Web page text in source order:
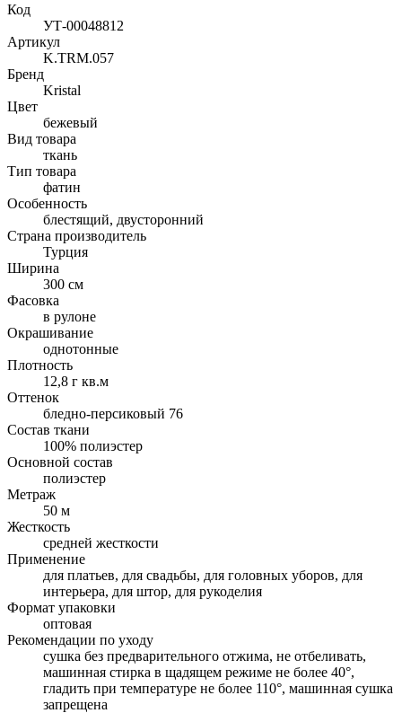
Код
УТ-00048812
Артикул
K.TRM.057
Бренд
Kristal
Цвет
бежевый
Вид товара
ткань
Тип товара
фатин
Особенность
блестящий, двусторонний
Страна производитель
Турция
Ширина
300 см
Фасовка
в рулоне
Окрашивание
однотонные
Плотность
12,8 г кв.м
Оттенок
бледно-персиковый 76
Состав ткани
100% полиэстер
Основной состав
полиэстер
Метраж
50 м
Жесткость
средней жесткости
Применение
для платьев, для свадьбы, для головных уборов, для
интерьера, для штор, для рукоделия
Формат упаковки
оптовая
Рекомендации по уходу
cушка без предварительного отжима, не отбеливать,
машинная стирка в щадящем режиме не более 40°,
гладить при температуре не более 110°, машинная сушка
запрещена